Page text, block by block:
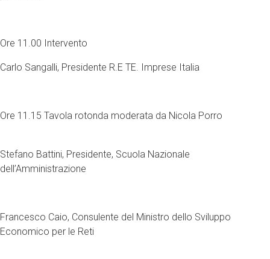
Ore 11.00 Intervento
Carlo Sangalli, Presidente R.E TE. Imprese Italia
Ore 11.15 Tavola rotonda moderata da Nicola Porro
Stefano Battini, Presidente, Scuola Nazionale
dell’Amministrazione
Francesco Caio, Consulente del Ministro dello Sviluppo
Economico per le Reti